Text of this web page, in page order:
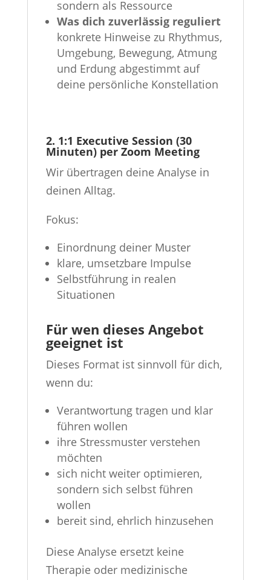
sondern als Ressource
Was dich zuverlässig reguliert
konkrete Hinweise zu Rhythmus,
Umgebung, Bewegung, Atmung
und Erdung abgestimmt auf
deine persönliche Konstellation
2. 1:1 Executive Session (30
Minuten) per Zoom Meeting
Wir übertragen deine Analyse in
deinen Alltag.
Fokus:
Einordnung deiner Muster
klare, umsetzbare Impulse
Selbstführung in realen
Situationen
Für wen dieses Angebot
geeignet ist
Dieses Format ist sinnvoll für dich,
wenn du:
Verantwortung tragen und klar
führen wollen
ihre Stressmuster verstehen
möchten
sich nicht weiter optimieren,
sondern sich selbst führen
wollen
bereit sind, ehrlich hinzusehen
Diese Analyse ersetzt keine
Therapie oder medizinische